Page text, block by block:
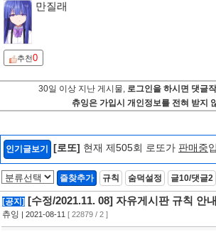
만질래
추천0
30일 이상 지난 게시물, 로그인을 하시면 댓글
츄잉은 가입시 개인정보를 전혀 받지
인기글보기 [로또] 현재 제505회 로또가 판매중
뒤 판매마감, 추첨) ㅡ[바로가기]
즐찾추가 규칙 숨덕설정 글10/댓글2
[공지] [수정/2021.11. 08] 자유게시판 규칙 안내
츄잉 | 2021-08-11 [ 22879 / 2 ]